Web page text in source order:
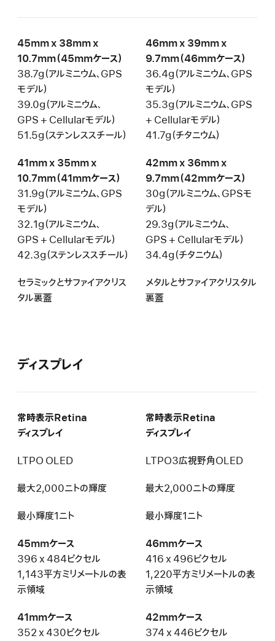
45mm x 38mm x
10.7mm（45mmケース）
38.7g（アルミニウム、GPS
モデル）
39.0g（アルミニウム、
GPS + Cellularモデル）
51.5g（ステンレススチール）
46mm x 39mm x
9.7mm（46mmケース）
36.4g（アルミニウム、GPS
モデル）
35.3g（アルミニウム、GPS
+ Cellularモデル）
41.7g（チタニウム）
41mm x 35mm x
10.7mm（41mmケース）
31.9g（アルミニウム、GPS
モデル）
32.1g（アルミニウム、
GPS + Cellularモデル）
42.3g（ステンレススチール）
42mm x 36mm x
9.7mm（42mmケース）
30g（アルミニウム、GPSモ
デル）
29.3g（アルミニウム、
GPS + Cellularモデル）
34.4g（チタニウム）
セラミックとサファイアクリス
タル裏蓋
メタルとサファイアクリスタル
裏蓋
ディスプレイ
常時表示Retina
ディスプレイ
常時表示Retina
ディスプレイ
LTPO OLED LTPO3広視野角OLED
最大2,000ニトの輝度 最大2,000ニトの輝度
最小輝度1ニト 最小輝度1ニト
45mmケース
396 x 484ピクセル
1,143平方ミリメートルの表
示領域
46mmケース
416 x 496ピクセル
1,220平方ミリメートルの表
示領域
41mmケース
352 x 430ピクセル
42mmケース
374 x 446ピクセル